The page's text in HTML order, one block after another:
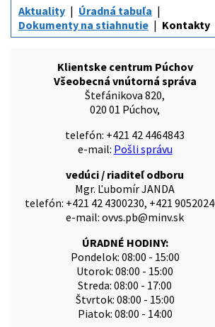
Aktuality
Úradná tabuľa
Dokumenty na stiahnutie
Kontakty
Klientske centrum Púchov
Všeobecná vnútorná správa
Štefánikova 820,
020 01 Púchov,
telefón: +421 42 4464843
e-mail: Pošli správu
vedúci / riaditeľ odboru
Mgr. Ľubomír JANDA
telefón: +421 42 4300230, +421
e-mail: ovvs.pb@minv.sk
ÚRADNÉ HODINY:
Pondelok: 08:00 - 15:00
Utorok: 08:00 - 15:00
Streda: 08:00 - 17:00
Štvrtok: 08:00 - 15:00
Piatok: 08:00 - 14:00